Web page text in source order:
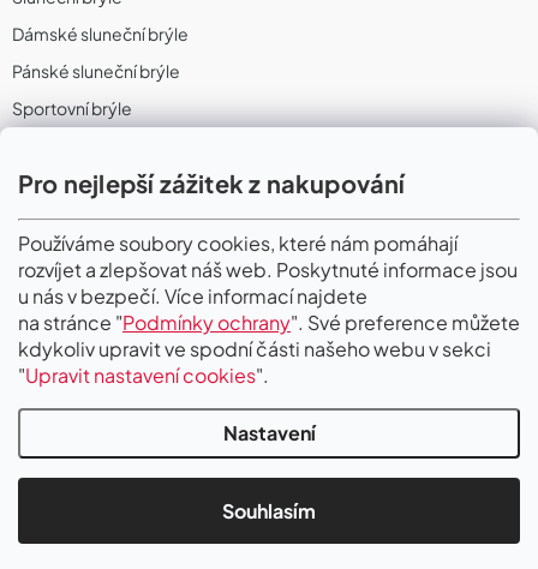
Pro nejlepší zážitek z nakupování
Používáme soubory cookies, které nám pomáhají
rozvíjet a zlepšovat náš web. Poskytnuté informace jsou
u nás v bezpečí. Více informací najdete
na stránce "Podmínky ochrany". Své preference můžete
kdykoliv upravit ve spodní části našeho webu v sekci
"Upravit nastavení cookies".
Nastavení
Souhlasím
Dámské sluneční brýle
Pánské sluneční brýle
Sportovní brýle
Sportovní dioptrické brýle
II. Jakost
PŘIJÍMÁME ONLINE PLATBY
Copyright 2026Gigaoptik. Všechna práva vyhrazena.Upravit nastavení
cookies